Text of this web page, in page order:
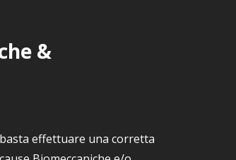
&
effettuare una corretta